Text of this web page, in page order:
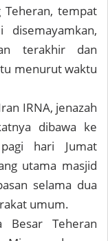
Teheran, tempat
terakhir dan
menurut waktu
IRNA, jenazah
dibawa ke
hari Jumat
utama masjid
selama dua
umum.
Besar Teheran